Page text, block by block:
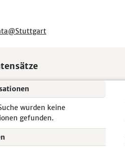
wurden keine
gefunden.